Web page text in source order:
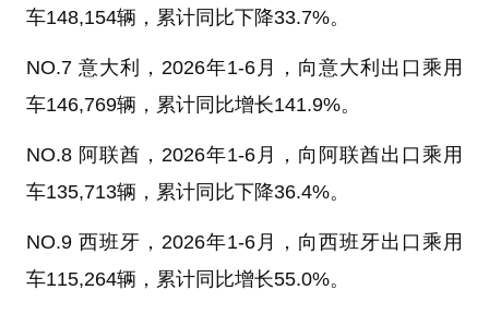
车148,154辆，累计同比下降33.7%。
NO.7 意大利，2026年1-6月，向意大利出口乘用
车146,769辆，累计同比增长141.9%。
NO.8 阿联酋，2026年1-6月，向阿联酋出口乘用
车135,713辆，累计同比下降36.4%。
NO.9 西班牙，2026年1-6月，向西班牙出口乘用
车115,264辆，累计同比增长55.0%。